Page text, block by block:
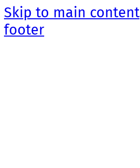
Skip to main content
footer